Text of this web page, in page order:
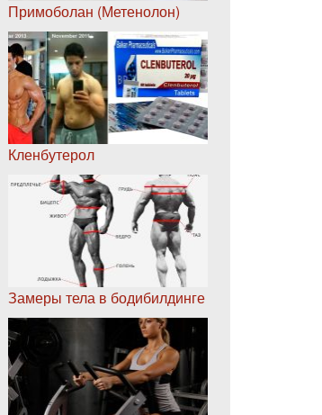
Примоболан (Метенолон)
Кленбутерол
Замеры тела в бодибилдинге